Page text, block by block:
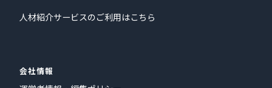
人材紹介サービスのご利用はこちら
会社情報